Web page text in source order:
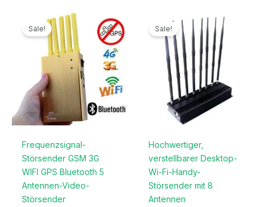
Sale!
Frequenzsignal-
Störsender GSM 3G
WIFI GPS Bluetooth 5
Antennen-Video-
Störsender
Ursprünglicher
Preis
war:
399,99€
Preis
189,99€.
Sale!
Hochwertiger,
verstellbarer Desktop-
Wi-Fi-Handy-
Störsender mit 8
Antennen
Preis
war:
999,00€
Preis
ist:
499,99€.